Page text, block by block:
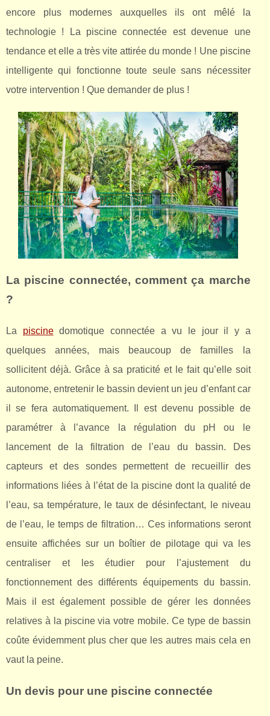
encore plus modernes auxquelles ils ont mêlé la
technologie ! La piscine connectée est devenue une
tendance et elle a très vite attirée du monde ! Une piscine
intelligente qui fonctionne toute seule sans nécessiter
votre intervention ! Que demander de plus !
La piscine connectée, comment ça marche
?
La piscinedomotique connectée a vu le jour il y a
quelques années, mais beaucoup de familles la
sollicitent déjà. Grâce à sa praticité et le fait qu’elle soit
autonome, entretenir le bassin devient un jeu d’enfant car
il se fera automatiquement. Il est devenu possible de
paramétrer à l’avance la régulation du pH ou le
lancement de la filtration de l’eau du bassin. Des
capteurs et des sondes permettent de recueillir des
informations liées à l’état de la piscine dont la qualité de
l’eau, sa température, le taux de désinfectant, le niveau
de l’eau, le temps de filtration… Ces informations seront
ensuite affichées sur un boîtier de pilotage qui va les
centraliser et les étudier pour l’ajustement du
fonctionnement des différents équipements du bassin.
Mais il est également possible de gérer les données
relatives à la piscine via votre mobile. Ce type de bassin
coûte évidemment plus cher que les autres mais cela en
vaut la peine.
Un devis pour une piscine connectée